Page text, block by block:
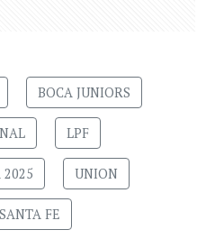
BOCA JUNIORS
LPF
2025 UNION
FE